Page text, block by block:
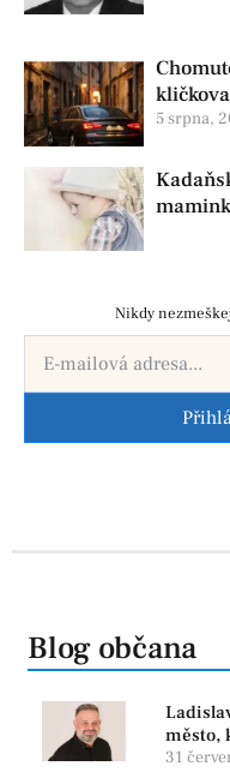
5 srpna,
už
Nikdy
Blog občana
město,
31